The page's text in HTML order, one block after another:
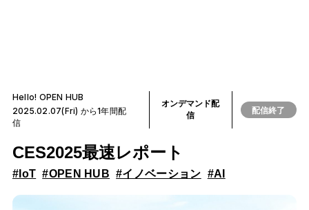
Hello! OPEN HUB
2025.02.07(Fri) から1年間配
信
オンデマンド配
信
配信終了
CES2025最速レポート
#IoT #OPEN HUB #イノベーション #AI